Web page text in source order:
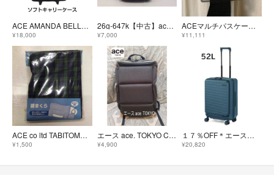
ACE AMANDA BELLAN LONDON ソフトキャリーケース 新品
¥18,000
26g-647k【中古】ace.GENE エース ジーン HOVERLITE ホバーライト リュックサック バックパック A4サイズ PC収納
¥7,000
ACEマルチパスケース②ボディーバッグ③ポケッタブルボストントラベル3点セット
¥11,111
ACE co ltd TABITOMO 旅行グッズ 腰枕 長時間のフライトなど
¥1,500
エース ace. TOKYO Carapac リュックバッグ/多面体2気室構造
¥4,900
１７％OFF＊エース正規店《高人気品！完売間近》■エッジリンク[クルーズボックス]スーツケース52L ディープシー
¥20,820